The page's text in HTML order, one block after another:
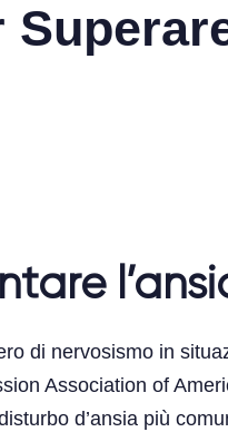
di nervosismo in
Association of
d’ansia più